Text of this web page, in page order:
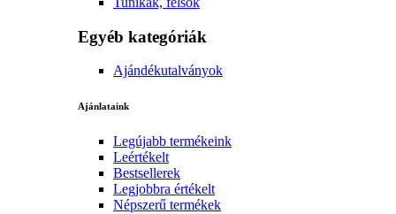
Egyéb kategóriák
Ajándékutalványok
Ajánlataink
Legújabb termékeink
Leértékelt
Bestsellerek
Legjobbra értékelt
Népszerű termékek